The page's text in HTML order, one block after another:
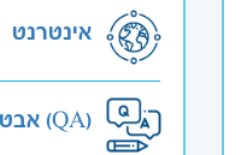
אינטרנט
אבטחת איכות (QA)